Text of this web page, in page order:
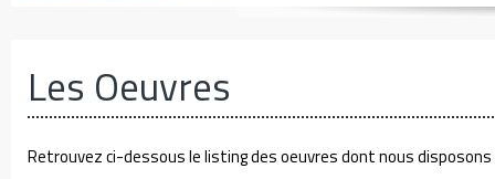
Les Oeuvres
Retrouvez ci-dessous le listing des oeuvres dont nous